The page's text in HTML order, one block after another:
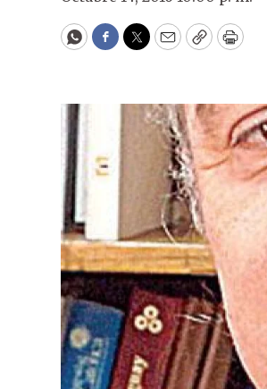
WhatsApp
Facebook
Twitter
EmailCopyPrint